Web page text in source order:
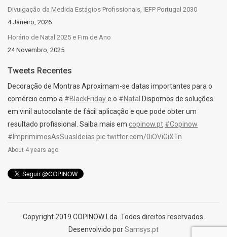
Divulgação da Medida Estágios Profissionais, IEFP Portugal 2030
4 Janeiro, 2026
Horário de Natal 2025 e Fim de Ano
24 Novembro, 2025
Tweets Recentes
Decoração de Montras Aproximam-se datas importantes para o
comércio como a #BlackFridaye o #Natal Dispomos de soluções
em vinil autocolante de fácil aplicação e que pode obter um
resultado profissional. Saiba mais em copinow.pt #Copinow
#ImprimimosAsSuasIdeias pic.twitter.com/0iOViGiXTn
About 4 years ago
Copyright 2019 COPINOW Lda. Todos direitos reservados.
Desenvolvido porSamsys.pt